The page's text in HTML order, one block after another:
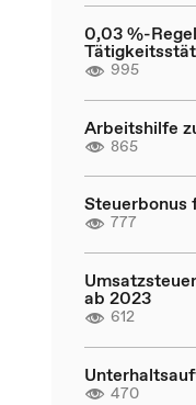
0,03 %-
995
Arbeitshilfe
865
Steuerbonus
777
ab 2023
612
470